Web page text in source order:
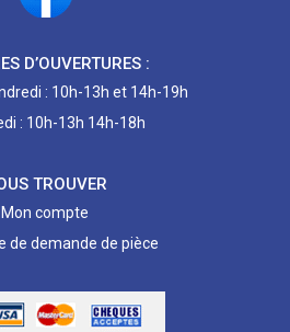
D’OUVERTURES :
: 10h-13h et 14h-19h
: 10h-13h 14h-18h
TROUVER
Mon compte
de demande de pièce